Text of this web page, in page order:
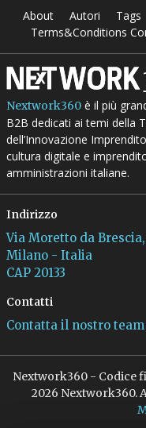
About Autori Tags
Terms&Conditions
Nextwork360è il più
B2B dedicati ai temi della
dell’Innovazione
cultura digitale e
amministrazioni italiane.
Indirizzo
Via Moretto da
Milano - Italia
CAP 20133
Contatti
Contatta il nostro
Nextwork360 - Codice
2026 Nextwork360.